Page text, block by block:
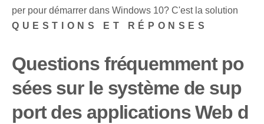
per pour démarrer dans Windows 10? C'est la solution
QUESTIONS ET RÉPONSES
Questions fréquemment po
sées sur le système de sup
port des applications Web d